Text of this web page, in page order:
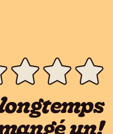
un!